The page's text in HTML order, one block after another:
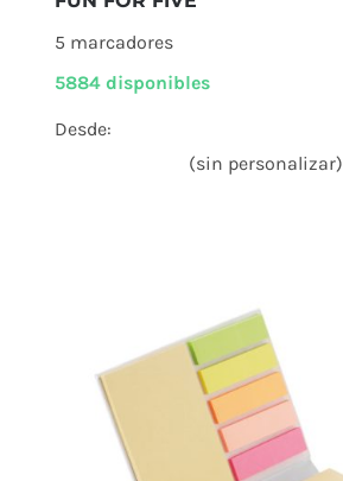
5 marcadores
5884 disponibles
Desde:
(sin personalizar)